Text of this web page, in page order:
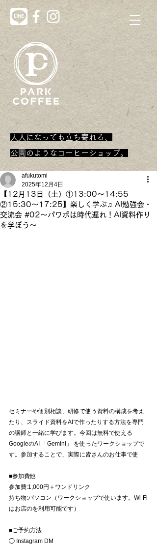
大人になっても立ち寄れる、
​公園のようなコーヒーショップ。
【12月13日（土）①13:00〜14:55
②15:30〜17:25】楽しく学ぶ♫ AI勉強会・
交流会 #02〜パワポは時代遅れ！AI資料作り
を学ぼう〜
afukutomi
2025年12月4日
セミナーや個別相談、研修で使う資料の構成を考え
たり、スライド資料をAIで作ったりする方法を専門
の講師と一緒に学びます。今回は無料で使える
GoogleのAI 「Gemini」 を使ったワークショップで
す。参加することで、実際に皆さんのお仕事で使
■参加費他
参加費:1,000円＋ワンドリンク
持ち物:パソコン（ワークショップで使います。Wi-Fi
はお店のを利用可能です）
■ご予約方法
◯ Instagram DM